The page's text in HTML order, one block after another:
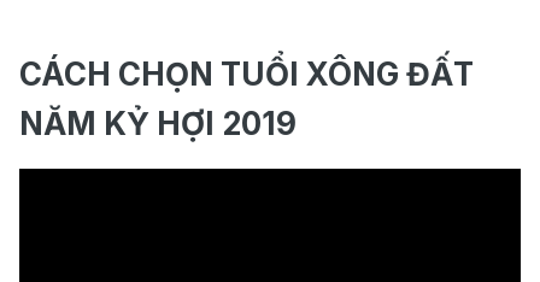
CÁCH CHỌN TUỔI XÔNG ĐẤT
NĂM KỶ HỢI 2019